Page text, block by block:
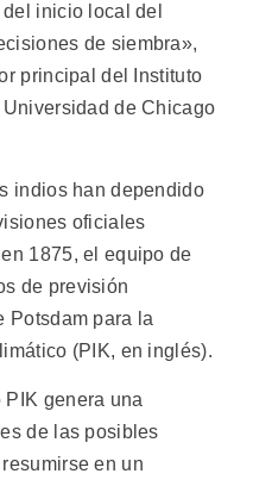
inicio local del
de siembra»,
principal del Instituto
de Chicago
indios han dependido
oficiales
1875, el equipo de
de previsión
Potsdam para la
(PIK, en inglés).
genera una
de las posibles
en un